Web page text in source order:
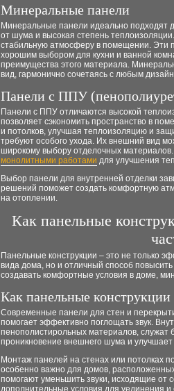
Минеральные панели
Минеральные панели идеально подходят
от шума и высокая степень
стабильную атмосферу в помещении. Эти
хорошим выбором для кухни и ванной
преимущества этого материала.
вид, гармонично сочетаясь с любым
Панели с ППУ
Панели с ППУ отличаются высокой
позволяет сэкономить пространство в
и потолков, улучшая теплоизоляцию и
требуют особого ухода. Их внешний вид
широкому выбору отделочных
монолитными работами для улучшения
Выбор панели для внутренней отделки
решений поможет создать комфортную
на отоплении.
Как панельные
Панельные конструкции – это не только
вида дома, но и отличный способ
создавать комфортные условия в доме,
Как панельные конструкции
Современные панели для стен и
помогает эффективно поглощать звук.
пенополистирольных материалов, служат
проникновение внешнего шума и
Монтаж панелей на стенах или потолках
особенно важно для домов,
помогают уменьшить звуки, исходящие от
дополнительные условия для уединения и